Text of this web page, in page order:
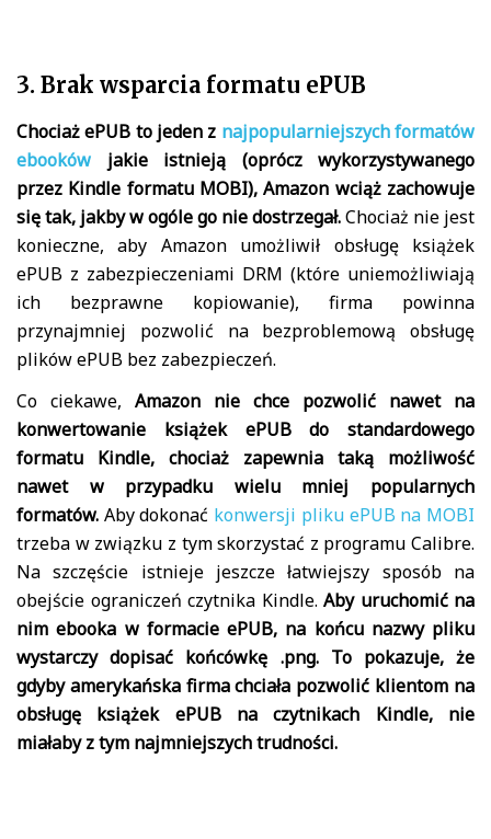
3. Brak wsparcia formatu ePUB
Chociaż ePUB to jeden z najpopularniejszych formatów
ebooków jakie istnieją (oprócz wykorzystywanego
przez Kindle formatu MOBI), Amazon wciąż zachowuje
się tak, jakby w ogóle go nie dostrzegał.Chociaż nie jest
konieczne, aby Amazon umożliwił obsługę książek
ePUB z zabezpieczeniami DRM (które uniemożliwiają
ich bezprawne kopiowanie), firma powinna
przynajmniej pozwolić na bezproblemową obsługę
plików ePUB bez zabezpieczeń.
Co ciekawe, Amazon nie chce pozwolić nawet na
konwertowanie książek ePUB do standardowego
formatu Kindle, chociaż zapewnia taką możliwość
nawet w przypadku wielu mniej popularnych
formatów. Aby dokonać konwersji pliku ePUB na MOBI
trzeba w związku z tym skorzystać z programu Calibre.
Na szczęście istnieje jeszcze łatwiejszy sposób na
obejście ograniczeń czytnika Kindle. Aby uruchomić na
nim ebooka w formacie ePUB, na końcu nazwy pliku
wystarczy dopisać końcówkę .png. To pokazuje, że
gdyby amerykańska firma chciała pozwolić klientom na
obsługę książek ePUB na czytnikach Kindle, nie
miałaby z tym najmniejszych trudności.